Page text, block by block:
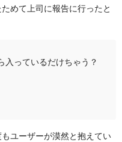
めて上司に報告に行ったと
入っているだけちゃう？
ユーザーが漠然と抱えてい